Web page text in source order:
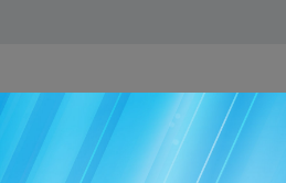
CATALOGO SFOGLIA ONLINE